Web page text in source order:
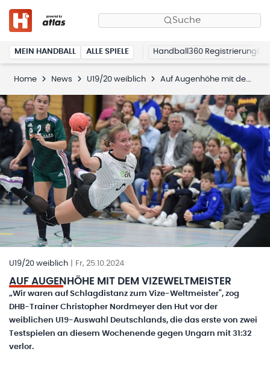
Suche
MEIN HANDBALL ALLE SPIELE Handball360 Registrierung
Home News U19/20 weiblich Auf Augenhöhe mit dem Vizeweltmeister
U19/20 weiblich Fr, 25.10.2024
AUF AUGENHÖHE MIT DEM VIZEWELTMEISTER
„Wir waren auf Schlagdistanz zum Vize-Weltmeister", zog
DHB-Trainer Christopher Nordmeyer den Hut vor der
weiblichen U19-Auswahl Deutschlands, die das erste von zwei
Testspielen an diesem Wochenende gegen Ungarn mit 31:32
verlor.